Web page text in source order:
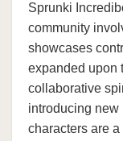
Sprunki
community
showcases
expanded upon
collaborative
introducing new
characters are